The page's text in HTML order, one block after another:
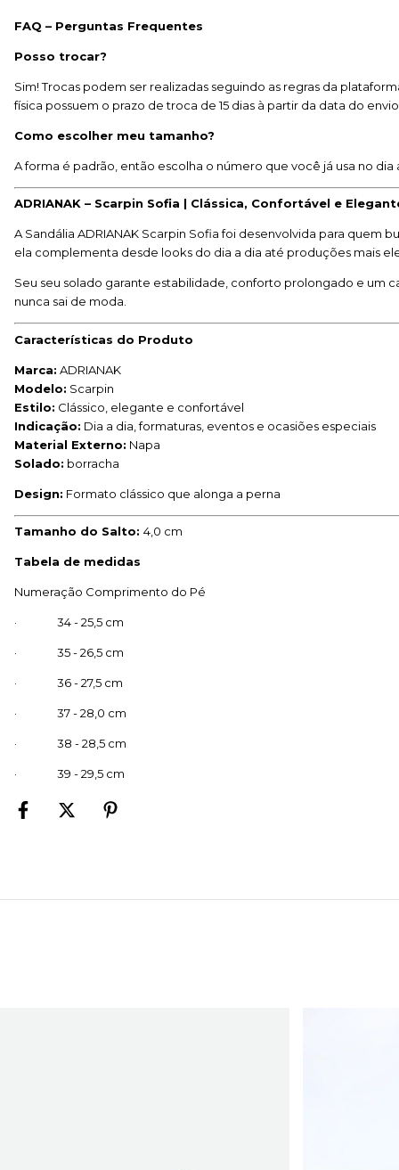
FAQ – Perguntas Frequentes
Posso trocar?
Sim! Trocas podem ser realizadas seguindo as regras da
física possuem o prazo de troca de 15 dias à partir da data do
Como escolher meu tamanho?
A forma é padrão, então escolha o número que você já usa no dia
ADRIANAK – Scarpin Sofia | Clássica, Confortável e
A Sandália ADRIANAK Scarpin Sofia foi desenvolvida para quem
ela complementa desde looks do dia a dia até produções mais
Seu seu solado garante estabilidade, conforto prolongado e um
nunca sai de moda.
Características do Produto
Marca: ADRIANAK
Modelo: Scarpin
Estilo: Clássico, elegante e confortável
Indicação: Dia a dia, formaturas, eventos e ocasiões especiais
Material Externo: Napa
Solado: borracha
Design: Formato clássico que alonga a perna
Tamanho do Salto: 4,0 cm
Tabela de medidas
Numeração Comprimento do Pé
· 34 - 25,5 cm
· 35 - 26,5 cm
· 36 - 27,5 cm
· 37 - 28,0 cm
· 38 - 28,5 cm
· 39 - 29,5 cm